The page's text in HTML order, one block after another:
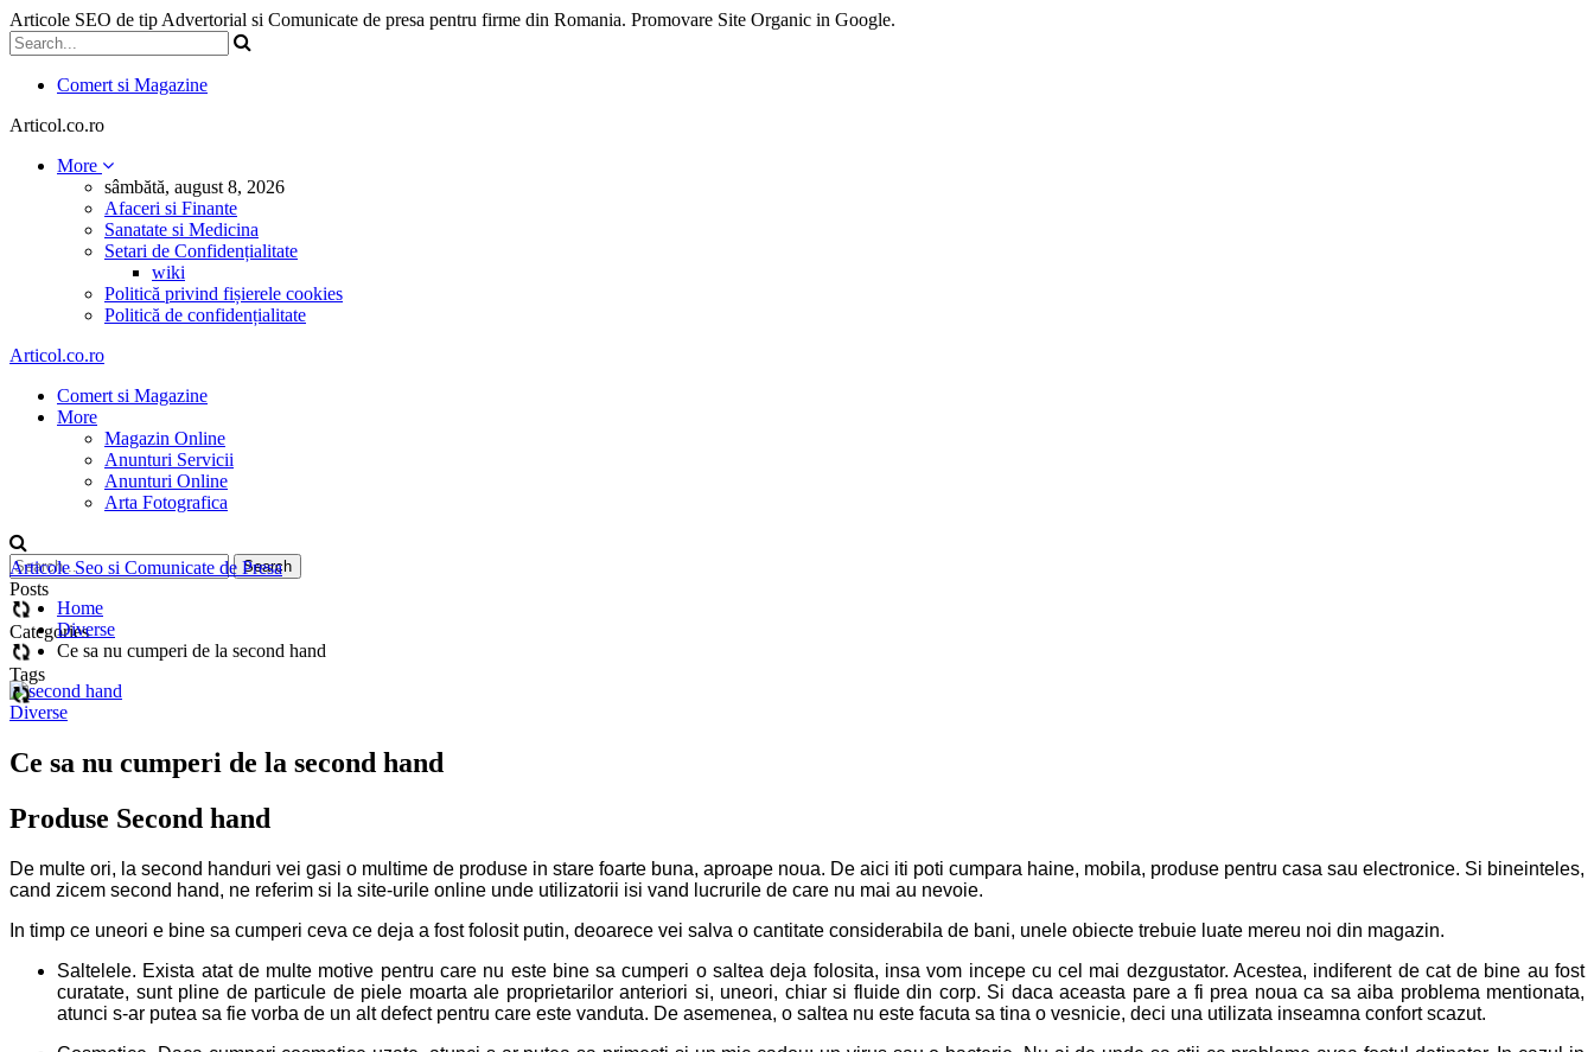
Articole SEO de tip Advertorial si Comunicate de presa pentru firme din Romania. Promovare Site Organic in Google.
Comert si Magazine
Articol.co.ro
More
sâmbătă, august 8, 2026
Afaceri si Finante
Sanatate si Medicina
Setari de Confidențialitate
wiki
Politică privind fișierele cookies
Politică de confidențialitate
Articol.co.ro
Comert si Magazine
More
Magazin Online
Anunturi Servicii
Anunturi Online
Arta Fotografica
Posts
Categories
Tags
Articole Seo si Comunicate de Presa
Home
Diverse
Ce sa nu cumperi de la second hand
Diverse
Ce sa nu cumperi de la second hand
Produse Second hand
De multe ori, la second handuri vei gasi o multime de produse in stare foarte buna, aproape noua. De aici iti poti cumpara haine, mobila, produse pentru casa sau electronice. Si bineinteles,
cand zicem second hand, ne referim si la site-urile online unde utilizatorii isi vand lucrurile de care nu mai au nevoie.
In timp ce uneori e bine sa cumperi ceva ce deja a fost folosit putin, deoarece vei salva o cantitate considerabila de bani, unele obiecte trebuie luate mereu noi din magazin.
Saltelele. Exista atat de multe motive pentru care nu este bine sa cumperi o saltea deja folosita, insa vom incepe cu cel mai dezgustator. Acestea, indiferent de cat de bine au fost
curatate, sunt pline de particule de piele moarta ale proprietarilor anteriori si, uneori, chiar si fluide din corp. Si daca aceasta pare a fi prea noua ca sa aiba problema mentionata,
atunci s-ar putea sa fie vorba de un alt defect pentru care este vanduta. De asemenea, o saltea nu este facuta sa tina o vesnicie, deci una utilizata inseamna confort scazut.